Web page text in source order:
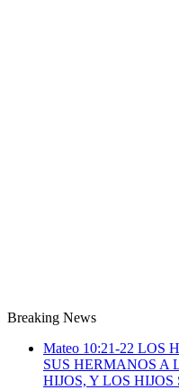
Breaking News
Mateo 10:21-22 LOS
SUS HERMANOS A
HIJOS, Y LOS